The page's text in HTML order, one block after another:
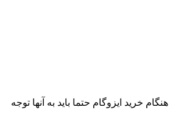
مشخصه مهم هستند که هنگام خرید ایزوگام حتما باید به آنها توجه